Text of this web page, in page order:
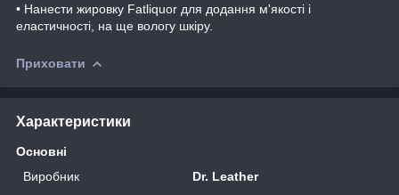
• Нанести жировку Fatliquor для додання м'якості і
еластичності, на ще вологу шкіру.
Приховати
Характеристики
Основні
Виробник
Dr. Leather